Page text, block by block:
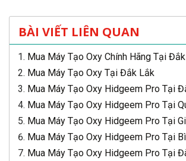
BÀI VIẾT LIÊN QUAN
Mua Máy Tạo Oxy Chính Hãng Tại
Mua Máy Tạo Oxy Tại Đắk Lắk
Mua Máy Tạo Oxy Hidgeem Pro Tại
Mua Máy Tạo Oxy Hidgeem Pro Tại
Mua Máy Tạo Oxy Hidgeem Pro Tại
Mua Máy Tạo Oxy Hidgeem Pro Tại
Mua Máy Tạo Oxy Hidgeem Pro Tại